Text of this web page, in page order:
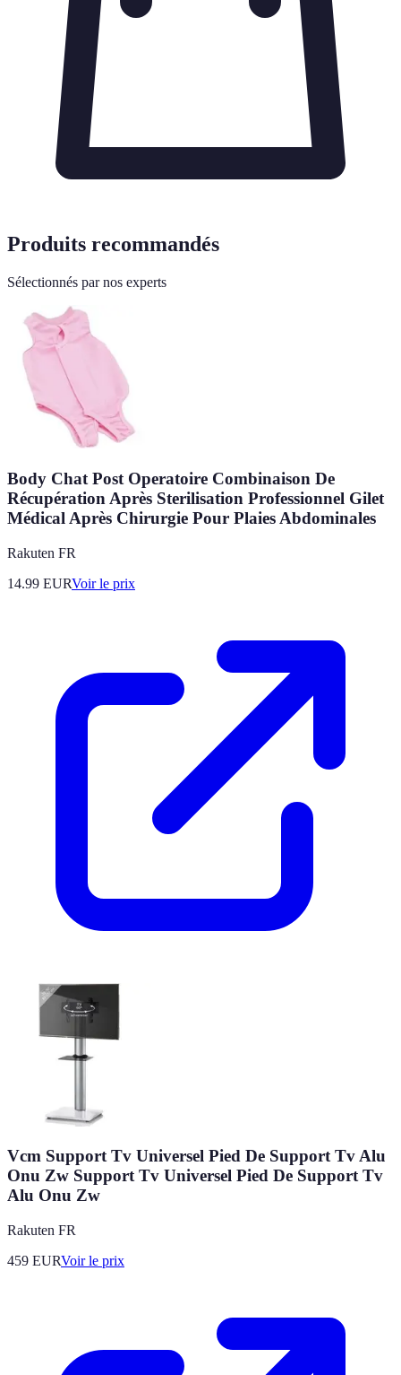
Produits recommandés
Sélectionnés par nos experts
Body Chat Post Operatoire Combinaison De
Récupération Après Sterilisation Professionnel Gilet
Médical Après Chirurgie Pour Plaies Abdominales
Rakuten FR
14.99 EURVoir le prix
Vcm Support Tv Universel Pied De Support Tv Alu
Onu Zw Support Tv Universel Pied De Support Tv
Alu Onu Zw
Rakuten FR
459 EURVoir le prix